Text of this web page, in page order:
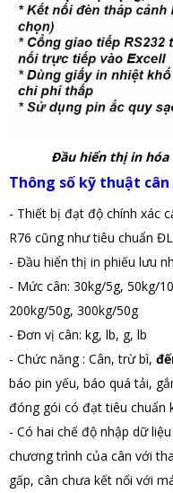
Đầu hiển thị in hóa
Thông số kỹ thuật cân
- Thiết bị đạt độ chính xác
R76 cũng như tiêu chuẩn
- Đầu hiển thị in phiếu lưu
- Mức cân: 30kg/5g, 50kg/
200kg/50g, 300kg/50g
- Đơn vị cân: kg, lb, g, lb
- Chức năng : Cân, trừ bì,
báo pin yếu, báo quá tải,
đóng gói có đạt tiêu chuẩn
- Có hai chế độ nhập dữ
chương trình của cân với
gấp, cân chưa kết nối với